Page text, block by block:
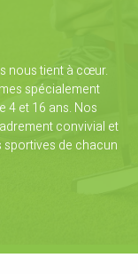
nous tient à cœur.
spécialement
4 et 16 ans. Nos
convivial et
de chacun